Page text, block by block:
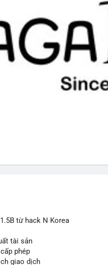
từ hack N Korea
tài sản
phép
giao dịch